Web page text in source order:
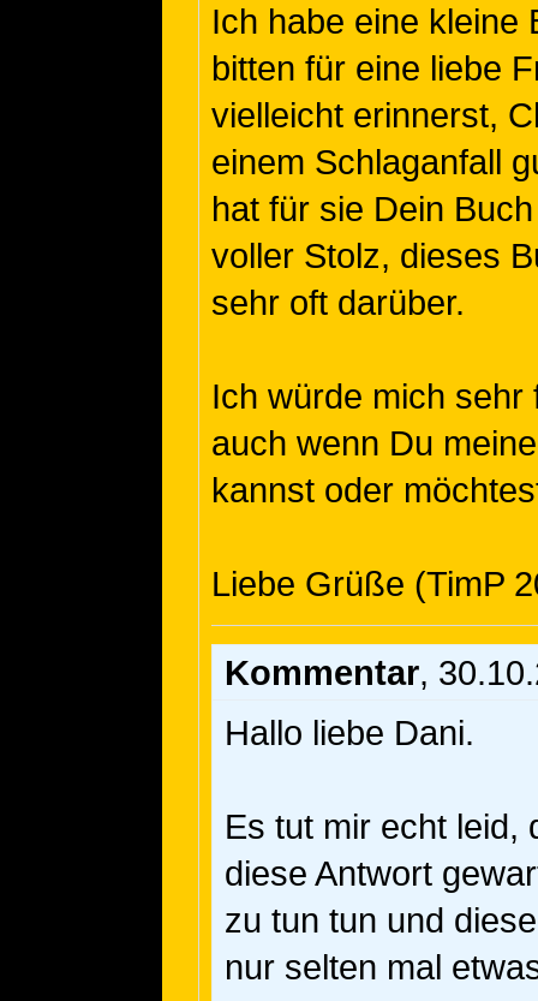
Ich habe eine kleine
bitten für eine liebe
vielleicht erinnerst,
einem Schlaganfall
hat für sie Dein
voller Stolz, dieses
sehr oft darüber.
Ich würde mich
auch wenn Du
kannst oder
Liebe Grüße (TimP
Kommentar,
Hallo liebe Dani.
Es tut mir echt leid,
diese Antwort
zu tun tun und
nur selten mal